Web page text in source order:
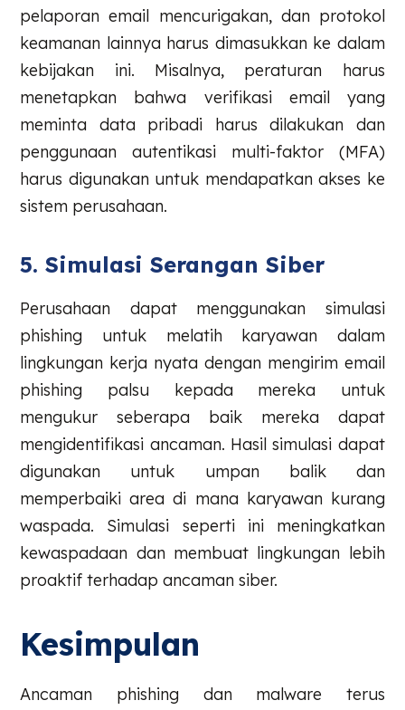
pelaporan email mencurigakan, dan protokol
keamanan lainnya harus dimasukkan ke dalam
kebijakan ini. Misalnya, peraturan harus
menetapkan bahwa verifikasi email yang
meminta data pribadi harus dilakukan dan
penggunaan autentikasi multi-faktor (MFA)
harus digunakan untuk mendapatkan akses ke
sistem perusahaan.
5. Simulasi Serangan Siber
Perusahaan dapat menggunakan simulasi
phishing untuk melatih karyawan dalam
lingkungan kerja nyata dengan mengirim email
phishing palsu kepada mereka untuk
mengukur seberapa baik mereka dapat
mengidentifikasi ancaman. Hasil simulasi dapat
digunakan untuk umpan balik dan
memperbaiki area di mana karyawan kurang
waspada. Simulasi seperti ini meningkatkan
kewaspadaan dan membuat lingkungan lebih
proaktif terhadap ancaman siber.
Kesimpulan
Ancaman phishing dan malware terus